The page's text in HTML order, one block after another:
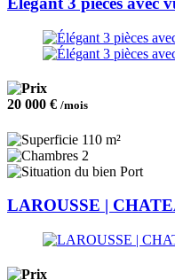
20 000 € /mois
110 m²
2
Port
LAROUSSE |